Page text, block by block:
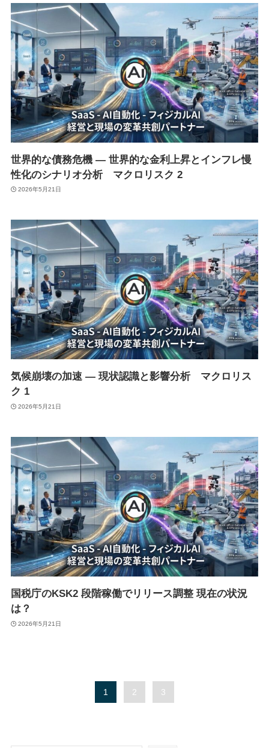
世界的な債務危機 ― 世界的な金利上昇とインフレ慢
性化のシナリオ分析 マクロリスク 2
2026年5月21日
気候崩壊の加速 ― 現状認識と影響分析 マクロリス
ク 1
2026年5月21日
国税庁のKSK2 段階稼働でリリース調整 現在の状況
は？
2026年5月21日
1 2 3